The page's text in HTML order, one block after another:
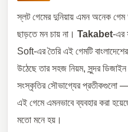
স্লট গেমের দুনিয়ায় এমন অনেক
ছাড়তে মন চায় না। Takabet-এর
Soft-এর তৈরি এই গেমটি
উঠেছে তার সহজ নিয়ম, সুন্দর
সংস্কৃতির সৌভাগ্যের প্রতীকগুলো
এই গেমে এমনভাবে ব্যবহার করা
মতো মনে হয়।